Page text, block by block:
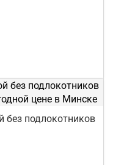
без подлокотников